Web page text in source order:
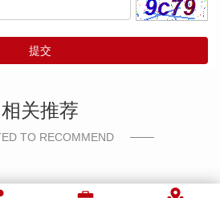
提交
相关推荐
TO RECOMMEND